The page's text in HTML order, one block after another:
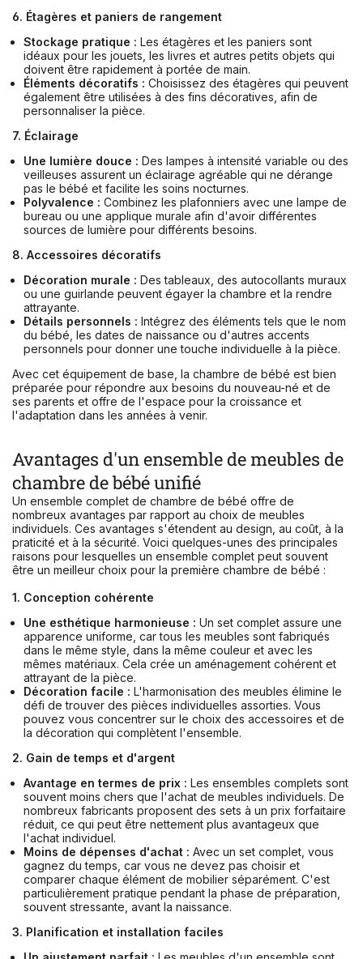
6. Étagères et paniers de rangement
Stockage pratique : Les étagères et les paniers sont
idéaux pour les jouets, les livres et autres petits objets qui
doivent être rapidement à portée de main.
Éléments décoratifs : Choisissez des étagères qui peuvent
également être utilisées à des fins décoratives, afin de
personnaliser la pièce.
7. Éclairage
Une lumière douce : Des lampes à intensité variable ou des
veilleuses assurent un éclairage agréable qui ne dérange
pas le bébé et facilite les soins nocturnes.
Polyvalence : Combinez les plafonniers avec une lampe de
bureau ou une applique murale afin d'avoir différentes
sources de lumière pour différents besoins.
8. Accessoires décoratifs
Décoration murale : Des tableaux, des autocollants muraux
ou une guirlande peuvent égayer la chambre et la rendre
attrayante.
Détails personnels : Intégrez des éléments tels que le nom
du bébé, les dates de naissance ou d'autres accents
personnels pour donner une touche individuelle à la pièce.
Avec cet équipement de base, la chambre de bébé est bien
préparée pour répondre aux besoins du nouveau-né et de
ses parents et offre de l'espace pour la croissance et
l'adaptation dans les années à venir.
Avantages d'un ensemble de meubles de
chambre de bébé unifié
Un ensemble complet de chambre de bébé offre de
nombreux avantages par rapport au choix de meubles
individuels. Ces avantages s'étendent au design, au coût, à la
praticité et à la sécurité. Voici quelques-unes des principales
raisons pour lesquelles un ensemble complet peut souvent
être un meilleur choix pour la première chambre de bébé :
1. Conception cohérente
Une esthétique harmonieuse : Un set complet assure une
apparence uniforme, car tous les meubles sont fabriqués
dans le même style, dans la même couleur et avec les
mêmes matériaux. Cela crée un aménagement cohérent et
attrayant de la pièce.
Décoration facile : L'harmonisation des meubles élimine le
défi de trouver des pièces individuelles assorties. Vous
pouvez vous concentrer sur le choix des accessoires et de
la décoration qui complètent l'ensemble.
2. Gain de temps et d'argent
Avantage en termes de prix : Les ensembles complets sont
souvent moins chers que l'achat de meubles individuels. De
nombreux fabricants proposent des sets à un prix forfaitaire
réduit, ce qui peut être nettement plus avantageux que
l'achat individuel.
Moins de dépenses d'achat : Avec un set complet, vous
gagnez du temps, car vous ne devez pas choisir et
comparer chaque élément de mobilier séparément. C'est
particulièrement pratique pendant la phase de préparation,
souvent stressante, avant la naissance.
3. Planification et installation faciles